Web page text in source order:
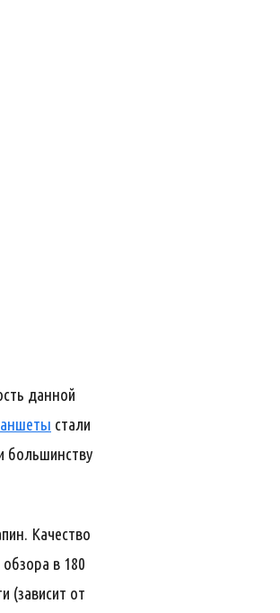
данной
стали
большинству
Качество
в 180
(зависит от